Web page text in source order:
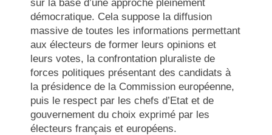
sur la base d’une approche pleinement
démocratique. Cela suppose la diffusion
massive de toutes les informations permettant
aux électeurs de former leurs opinions et
leurs votes, la confrontation pluraliste de
forces politiques présentant des candidats à
la présidence de la Commission européenne,
puis le respect par les chefs d’Etat et de
gouvernement du choix exprimé par les
électeurs français et européens.